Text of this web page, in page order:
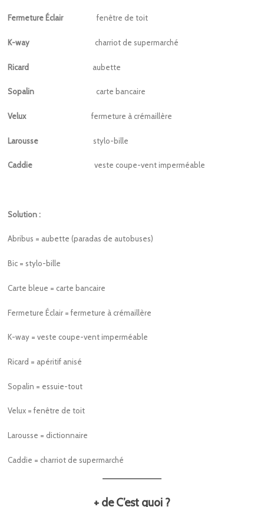
Fermeture Éclairfenêtre de toit
K-way charriot de supermarché
Ricard aubette
Sopalin carte bancaire
Veluxfermeture à crémaillère
Larousse stylo-bille
Caddie veste coupe-vent imperméable
Solution :
Abribus = aubette (paradas de autobuses)
Bic = stylo-bille
Carte bleue = carte bancaire
Fermeture Éclair = fermeture à crémaillère
K-way = veste coupe-vent imperméable
Ricard = apéritif anisé
Sopalin = essuie-tout
Velux = fenêtre de toit
Larousse = dictionnaire
Caddie = charriot de supermarché
+ de C’est quoi ?